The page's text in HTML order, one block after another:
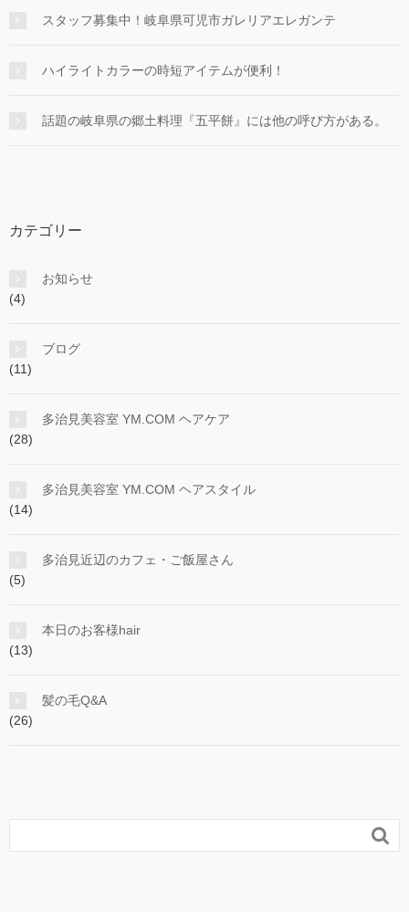
スタッフ募集中！岐阜県可児市ガレリアエレガンテ
ハイライトカラーの時短アイテムが便利！
話題の岐阜県の郷土料理『五平餅』には他の呼び方がある。
カテゴリー
お知らせ
(4)
ブログ
(11)
多治見美容室 YM.COM ヘアケア
(28)
多治見美容室 YM.COM ヘアスタイル
(14)
多治見近辺のカフェ・ご飯屋さん
(5)
本日のお客様hair
(13)
髪の毛Q&A
(26)
